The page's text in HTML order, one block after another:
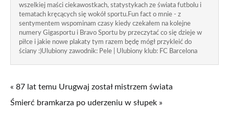
wszelkiej maści ciekawostkach, statystykach ze świata futbolu i
tematach kręcących się wokół sportu.Fun fact o mnie - z
sentymentem wspominam czasy kiedy czekałem na kolejne
numery Gigasportu i Bravo Sportu by przeczytać co się dzieje w
piłce i jakie nowe plakaty tym razem będę mógł przykleić do
ściany :)Ulubiony zawodnik: Pele | Ulubiony klub: FC Barcelona
« 87 lat temu Urugwaj został mistrzem świata
Śmierć bramkarza po uderzeniu w słupek »